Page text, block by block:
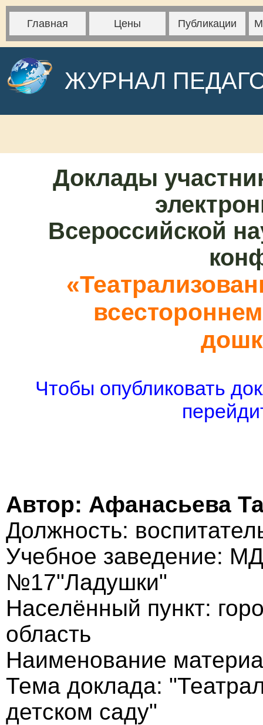
Главная Цены Публикации
ЖУРНАЛ
Доклады
Всероссийской
Чтобы опубликовать
Автор: Афанасьева
Должность:
Учебное заведение:
№17"Ладушки"
Населённый пункт:
область
Наименование
Тема доклада:
детском саду"